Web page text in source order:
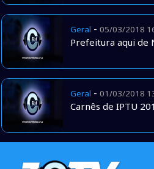
Geral - 05/03/2018
Prefeitura aqui de
Geral - 01/03/2018
Carnês de IPTU